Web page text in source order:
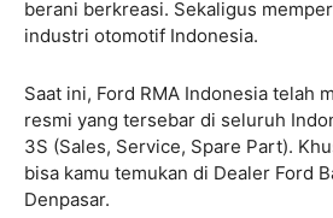
berani berkreasi. Sekaligus
industri otomotif Indonesia.
Saat ini, Ford RMA Indonesia telah
resmi yang tersebar di seluruh
3S (Sales, Service, Spare Part).
bisa kamu temukan di Dealer Ford
Denpasar.